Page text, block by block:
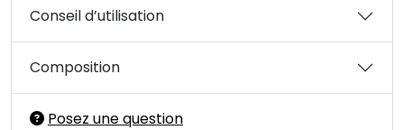
Conseil d’utilisation
Composition
Posez une question